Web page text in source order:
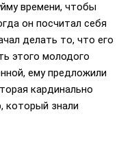
времени, чтобы
он посчитал себя
делать то, что его
этого молодого
ему предложили
кардинально
который знали